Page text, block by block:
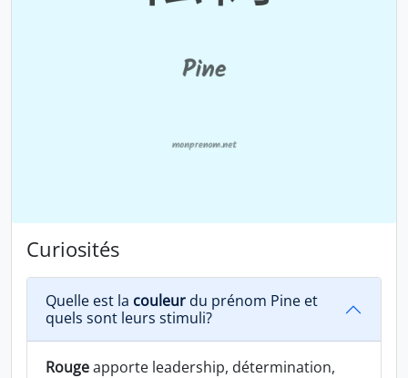
Curiosités
Quelle est la couleur du prénom Pine et
quels sont leurs stimuli?
Rougeapporte leadership, détermination,